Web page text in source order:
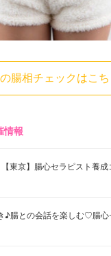
腸相チェックはこち
情報
東京】腸心セラピスト養
♪腸との会話を楽しむ♡腸